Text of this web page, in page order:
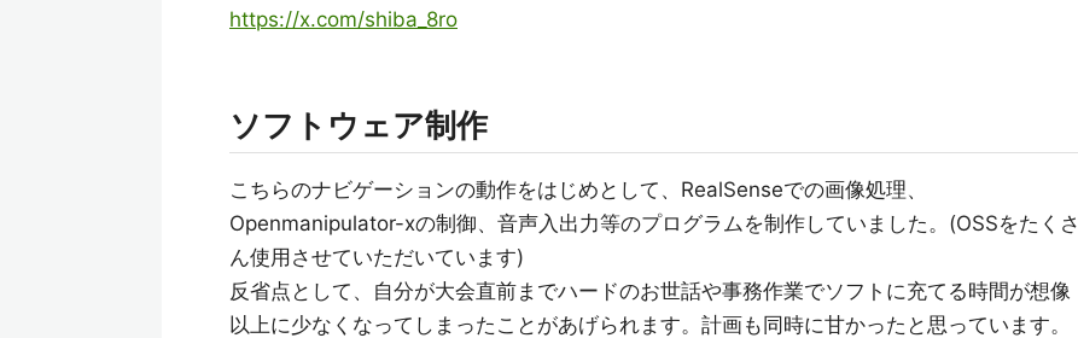
https://x.com/shiba_8ro
ソフトウェア制作
こちらのナビゲーションの動作をはじめとして、RealSenseでの画像処理、
Openmanipulator-xの制御、音声入出力等のプログラムを制作していました。(OSSをたくさ
ん使用させていただいています)
反省点として、自分が大会直前までハードのお世話や事務作業でソフトに充てる時間が想像
以上に少なくなってしまったことがあげられます。計画も同時に甘かったと思っています。